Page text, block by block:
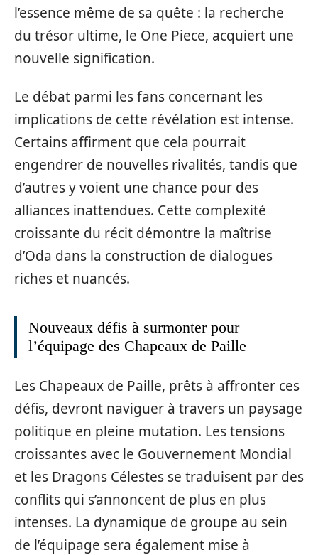
l’essence même de sa quête : la recherche
du trésor ultime, le One Piece, acquiert une
nouvelle signification.
Le débat parmi les fans concernant les
implications de cette révélation est intense.
Certains affirment que cela pourrait
engendrer de nouvelles rivalités, tandis que
d’autres y voient une chance pour des
alliances inattendues. Cette complexité
croissante du récit démontre la maîtrise
d’Oda dans la construction de dialogues
riches et nuancés.
Nouveaux défis à surmonter pour
l’équipage des Chapeaux de Paille
Les Chapeaux de Paille, prêts à affronter ces
défis, devront naviguer à travers un paysage
politique en pleine mutation. Les tensions
croissantes avec le Gouvernement Mondial
et les Dragons Célestes se traduisent par des
conflits qui s’annoncent de plus en plus
intenses. La dynamique de groupe au sein
de l’équipage sera également mise à